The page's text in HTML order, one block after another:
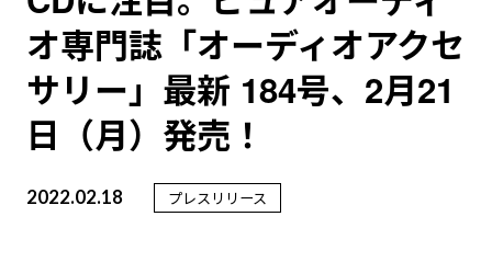
オ専門誌「オーディオアクセ
サリー」最新 184号、2月21
日（月）発売！
2022.02.18 プレスリリース